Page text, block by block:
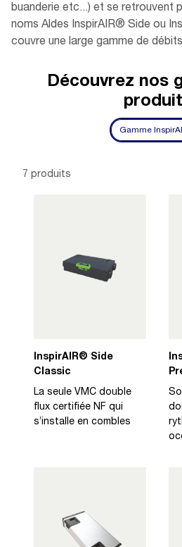
buanderie etc...) et se retrouvent
noms Aldes InspirAIR® Side ou
couvre une large gamme de
Découvrez nos
Gamme
7 produits
InspirAIR® Side
Classic
La seule VMC double
flux certifiée NF qui
s’installe en combles